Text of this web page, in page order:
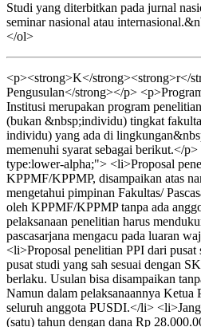
Studi yang diterbitkan pada jurnal
seminar nasional atau
</ol>
<p><strong>K</strong><strong>r</
Pengusulan</strong></p>
Institusi merupakan program
(bukan &nbsp;individu) tingkat
individu) yang ada di
memenuhi syarat sebagai berikut.</
type:lower-alpha;"> <li>Proposal
KPPMF/KPPMP, disampaikan atas
mengetahui pimpinan Fakultas/
oleh KPPMF/KPPMP tanpa ada
pelaksanaan penelitian harus
pascasarjana mengacu pada luaran
<li>Proposal penelitian PPI dari pusat
pusat studi yang sah sesuai dengan
berlaku. Usulan bisa disampaikan
Namun dalam pelaksanaannya
seluruh anggota PUSDI.</li>
(satu) tahun dengan dana Rp